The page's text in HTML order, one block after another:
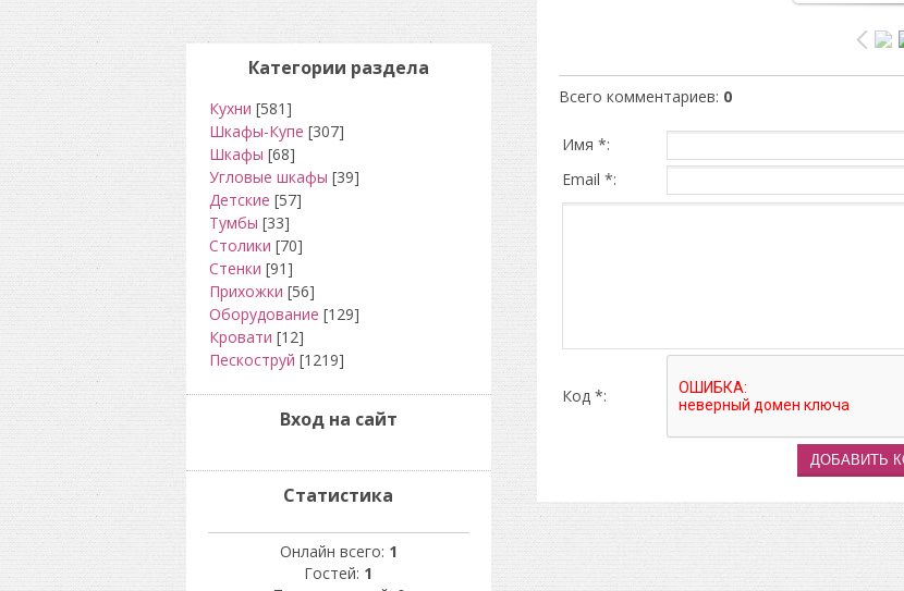
Всего комментариев: 0
Имя *:
Email *:
Код *:
Категории раздела
Кухни [581]
Шкафы-Купе [307]
Шкафы [68]
Угловые шкафы [39]
Детские [57]
Тумбы [33]
Столики [70]
Стенки [91]
Прихожки [56]
Оборудование [129]
Кровати [12]
Пескоструй [1219]
Вход на сайт
Статистика
Онлайн всего: 1
Гостей: 1